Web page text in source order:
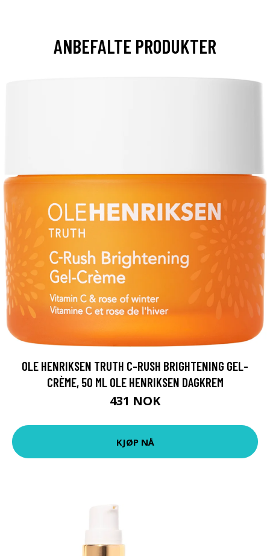
ANBEFALTE PRODUKTER
OLE HENRIKSEN TRUTH C-RUSH BRIGHTENING GEL-
CRÈME, 50 ML OLE HENRIKSEN DAGKREM
431 NOK
KJØP NÅ